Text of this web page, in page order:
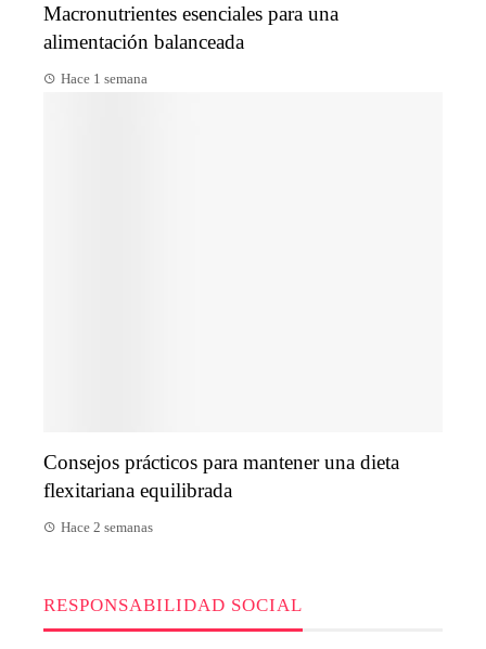
Macronutrientes esenciales para una
alimentación balanceada
Hace 1 semana
Consejos prácticos para mantener una dieta
flexitariana equilibrada
Hace 2 semanas
RESPONSABILIDAD SOCIAL